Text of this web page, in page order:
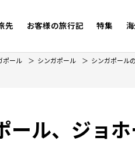
先 お客様の旅行記 特集
ポール シンガポール シンガポール
ール、ジョ